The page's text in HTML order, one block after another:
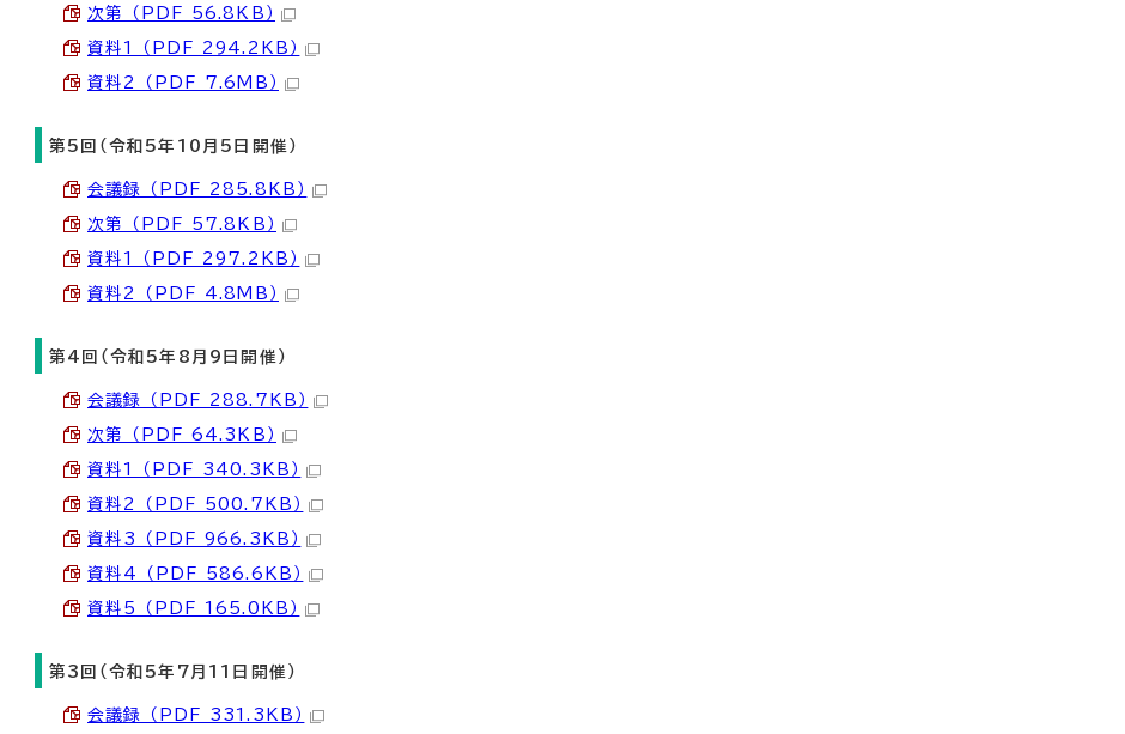
次第 （PDF 56.8KB）
資料1 （PDF 294.2KB）
資料2 （PDF 7.6MB）
第5回（令和5年10月5日開催）
会議録 （PDF 285.8KB）
次第 （PDF 57.8KB）
資料1 （PDF 297.2KB）
資料2 （PDF 4.8MB）
第4回（令和5年8月9日開催）
会議録 （PDF 288.7KB）
次第 （PDF 64.3KB）
資料1 （PDF 340.3KB）
資料2 （PDF 500.7KB）
資料3 （PDF 966.3KB）
資料4 （PDF 586.6KB）
資料5 （PDF 165.0KB）
第3回（令和5年7月11日開催）
会議録 （PDF 331.3KB）